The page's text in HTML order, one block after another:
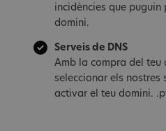
incidències que
domini.
Serveis de DNS
Amb la compra del teu
seleccionar els nostres
activar el teu domini.